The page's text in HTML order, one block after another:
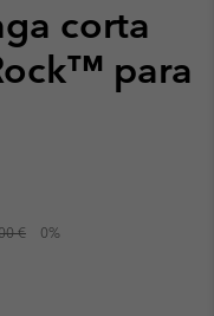
corta
para
€ 0%